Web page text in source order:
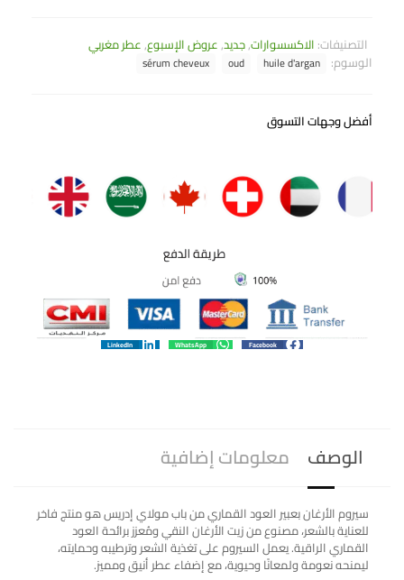
التصنيفات: الاكسسوارات,جديد,عروض الإسبوع,عطر مغربي
الوسوم: huile d'argan
oud
sérum cheveux
أفضل وجهات التسوق
Facebook
WhatsApp
LinkedIn
الوصف معلومات إضافية
سيروم الأرغان بعبير العود القماري من باب مولاي إدريس هو منتج فاخر
للعناية بالشعر، مصنوع من زيت الأرغان النقي ومُعزز برائحة العود
القماري الراقية. يعمل السيروم على تغذية الشعر وترطيبه وحمايته،
ليمنحه نعومة ولمعانًا وحيوية، مع إضفاء عطر أنيق ومميز.